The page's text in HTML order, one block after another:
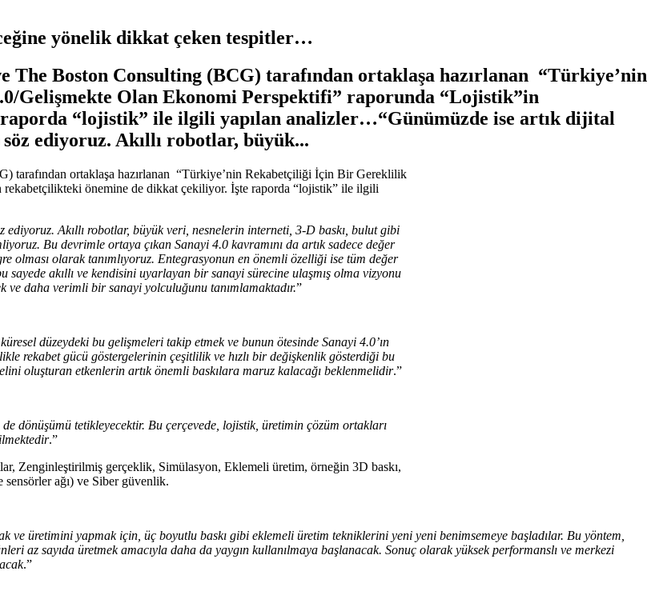
yönelik dikkat çeken tespitler…
The Boston Consulting (BCG) tarafından ortaklaşa hazırlanan “Türkiye’nin
Gelişmekte Olan Ekonomi Perspektifi” raporunda “Lojistik”in
“lojistik” ile ilgili yapılan analizler…“Günümüzde ise artık dijital
ediyoruz. Akıllı robotlar, büyük...
tarafından ortaklaşa hazırlanan “Türkiye’nin Rekabetçiliği İçin Bir Gereklilik
önemine de dikkat çekiliyor. İşte raporda “lojistik” ile ilgili
Akıllı robotlar, büyük veri, nesnelerin interneti, 3-D baskı, bulut gibi
Bu devrimle ortaya çıkan Sanayi 4.0 kavramını da artık sadece değer
olarak tanımlıyoruz. Entegrasyonun en önemli özelliği ise tüm değer
akıllı ve kendisini uyarlayan bir sanayi sürecine ulaşmış olma vizyonu
ve daha verimli bir sanayi yolculuğunu tanımlamaktadır.”
düzeydeki bu gelişmeleri takip etmek ve bunun ötesinde Sanayi 4.0’ın
rekabet gücü göstergelerinin çeşitlilik ve hızlı bir değişkenlik gösterdiği bu
oluşturan etkenlerin artık önemli baskılara maruz kalacağı beklenmelidir.”
dönüşümü tetikleyecektir. Bu çerçevede, lojistik, üretimin çözüm ortakları
.”
Zenginleştirilmiş gerçeklik, Simülasyon, Eklemeli üretim, örneğin 3D baskı,
ağı) ve Siber güvenlik.
ve üretimini yapmak için, üç boyutlu baskı gibi eklemeli üretim tekniklerini yeni yeni benimsemeye başladılar. Bu yöntem,
az sayıda üretmek amacıyla daha da yaygın kullanılmaya başlanacak. Sonuç olarak yüksek performanslı ve merkezi
.”